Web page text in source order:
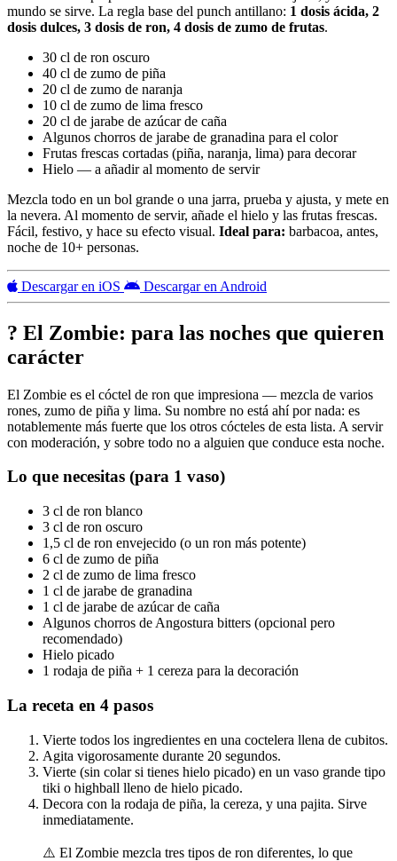
mundo se sirve. La regla base del punch antillano: 1 dosis ácida, 2
dosis dulces, 3 dosis de ron, 4 dosis de zumo de frutas.
30 cl de ron oscuro
40 cl de zumo de piña
20 cl de zumo de naranja
10 cl de zumo de lima fresco
20 cl de jarabe de azúcar de caña
Algunos chorros de jarabe de granadina para el color
Frutas frescas cortadas (piña, naranja, lima) para decorar
Hielo — a añadir al momento de servir
Mezcla todo en un bol grande o una jarra, prueba y ajusta, y mete en
la nevera. Al momento de servir, añade el hielo y las frutas frescas.
Fácil, festivo, y hace su efecto visual. Ideal para: barbacoa, antes,
noche de 10+ personas.
Descargar en iOS Descargar en Android
? El Zombie: para las noches que quieren
carácter
El Zombie es el cóctel de ron que impresiona — mezcla de varios
rones, zumo de piña y lima. Su nombre no está ahí por nada: es
notablemente más fuerte que los otros cócteles de esta lista. A servir
con moderación, y sobre todo no a alguien que conduce esta noche.
Lo que necesitas (para 1 vaso)
3 cl de ron blanco
3 cl de ron oscuro
1,5 cl de ron envejecido (o un ron más potente)
6 cl de zumo de piña
2 cl de zumo de lima fresco
1 cl de jarabe de granadina
1 cl de jarabe de azúcar de caña
Algunos chorros de Angostura bitters (opcional pero
recomendado)
Hielo picado
1 rodaja de piña + 1 cereza para la decoración
La receta en 4 pasos
Vierte todos los ingredientes en una coctelera llena de cubitos.
Agita vigorosamente durante 20 segundos.
Vierte (sin colar si tienes hielo picado) en un vaso grande tipo
tiki o highball lleno de hielo picado.
Decora con la rodaja de piña, la cereza, y una pajita. Sirve
inmediatamente.
⚠️ El Zombie mezcla tres tipos de ron diferentes, lo que